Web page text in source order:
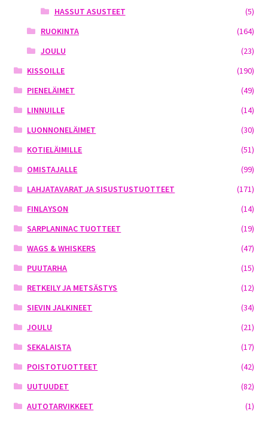
HASSUT ASUSTEET
(5)
RUOKINTA
(164)
JOULU
(23)
KISSOILLE
(190)
PIENELÄIMET
(49)
LINNUILLE
(14)
LUONNONELÄIMET
(30)
KOTIELÄIMILLE
(51)
OMISTAJALLE
(99)
LAHJATAVARAT JA SISUSTUSTUOTTEET
(171)
FINLAYSON
(14)
SARPLANINAC TUOTTEET
(19)
WAGS & WHISKERS
(47)
PUUTARHA
(15)
RETKEILY JA METSÄSTYS
(12)
SIEVIN JALKINEET
(34)
JOULU
(21)
SEKALAISTA
(17)
POISTOTUOTTEET
(42)
UUTUUDET
(82)
AUTOTARVIKKEET
(1)